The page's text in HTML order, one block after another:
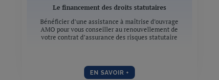
Le financement des droits statutaires
Bénéficier d’une assistance à maîtrise d’ouvrage
AMO pour vous conseiller au renouvellement de
votre contrat d’assurance des risques statutaire
EN SAVOIR +